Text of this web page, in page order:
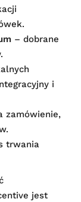
– dobrane
i
zamówienie,
trwania
jest